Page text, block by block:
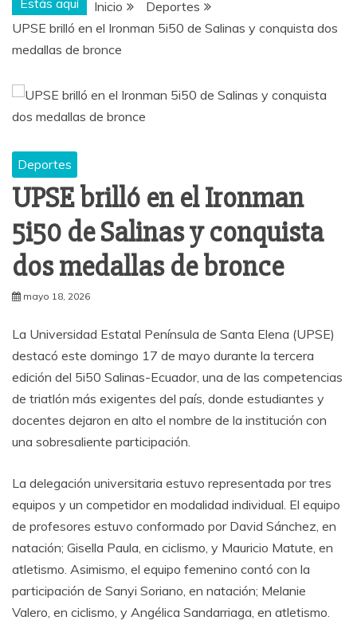
Inicio
Deportes
UPSE brilló en el Ironman 5i50 de Salinas y conquista dos
medallas de bronce
Deportes
UPSE brilló en el Ironman
5i50 de Salinas y conquista
dos medallas de bronce
mayo 18, 2026
La Universidad Estatal Península de Santa Elena (UPSE)
destacó este domingo 17 de mayo durante la tercera
edición del 5i50 Salinas-Ecuador, una de las competencias
de triatlón más exigentes del país, donde estudiantes y
docentes dejaron en alto el nombre de la institución con
una sobresaliente participación.
La delegación universitaria estuvo representada por tres
equipos y un competidor en modalidad individual. El equipo
de profesores estuvo conformado por David Sánchez, en
natación; Gisella Paula, en ciclismo, y Mauricio Matute, en
atletismo. Asimismo, el equipo femenino contó con la
participación de Sanyi Soriano, en natación; Melanie
Valero, en ciclismo, y Angélica Sandarriaga, en atletismo.